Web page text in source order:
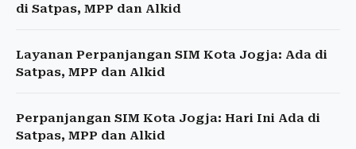
di Satpas, MPP dan Alkid
Layanan Perpanjangan SIM Kota Jogja: Ada di
Satpas, MPP dan Alkid
Perpanjangan SIM Kota Jogja: Hari Ini Ada di
Satpas, MPP dan Alkid